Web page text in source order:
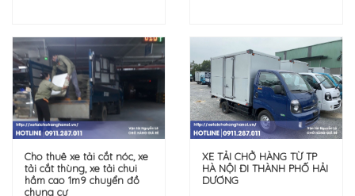
Cho thuê xe tải cắt nóc, xe
tải cắt thùng, xe tải chui
hầm cao 1m9 chuyển đồ
chung cư
XE TẢI CHỞ HÀNG TỪ TP
HÀ NỘI ĐI THÀNH PHỐ HẢI
DƯƠNG